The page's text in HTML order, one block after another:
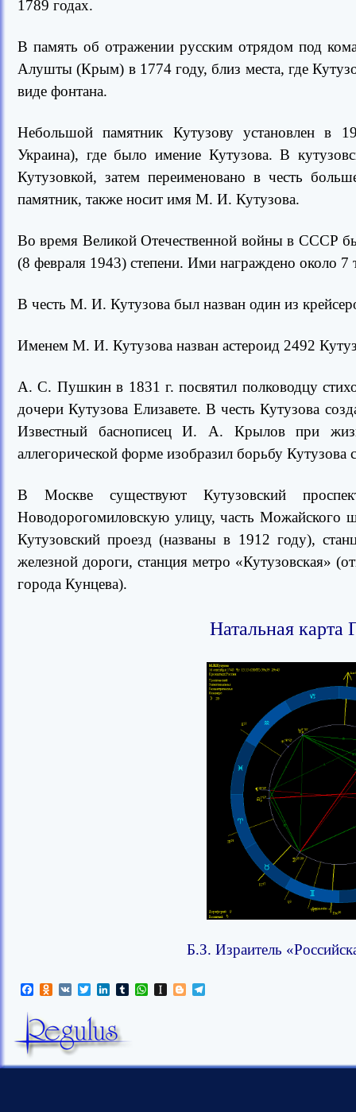
1789 годах.
В память об отражении русским отрядом под
Алушты (Крым) в 1774 году, близ места, где
виде фонтана.
Небольшой памятник Кутузову установлен в
Украина), где было имение Кутузова. В
Кутузовкой, затем переименовано в честь
памятник, также носит имя М. И. Кутузова.
Во время Великой Отечественной войны в СССР
(8 февраля 1943) степени. Ими награждено около 7
В честь М. И. Кутузова был назван один из
Именем М. И. Кутузова назван астероид 2492
А. С. Пушкин в 1831 г. посвятил полководцу
дочери Кутузова Елизавете. В честь Кутузова
Известный баснописец И. А. Крылов при
аллегорической форме изобразил борьбу Кутузова
В Москве существуют Кутузовский
Новодорогомиловскую улицу, часть Можайского
Кутузовский проезд (названы в 1912 году),
железной дороги, станция метро «Кутузовская»
города Кунцева).
Натальная
Б.З. Израитель
Facebook
Odnoklassniki
VK TwitterLinkedIn
TumblrWhatsApp
Instapaper
Blogger